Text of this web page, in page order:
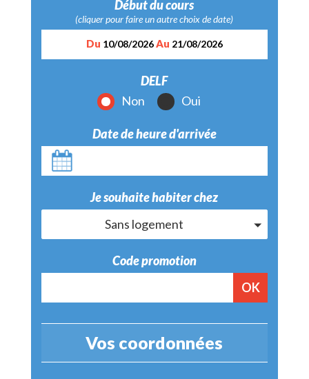
Début du cours
(cliquer pour faire un autre choix de date)
Du 10/08/2026Au 21/08/2026
DELF
Non
Oui
Date de heure d'arrivée
Je souhaite habiter chez
Sans logement
Code promotion
OK
Vos coordonnées